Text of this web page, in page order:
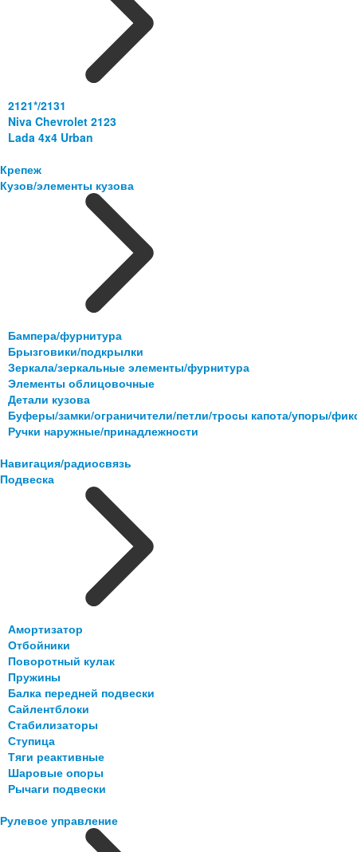
2121*/2131
Niva Chevrolet 2123
Lada 4x4 Urban
Крепеж
Кузов/элементы кузова
Бампера/фурнитура
Брызговики/подкрылки
Зеркала/зеркальные элементы/фурнитура
Элементы облицовочные
Детали кузова
Буферы/замки/ограничители/петли/тросы капота/упоры/
Ручки наружные/принадлежности
Навигация/радиосвязь
Подвеска
Амортизатор
Отбойники
Поворотный кулак
Пружины
Балка передней подвески
Сайлентблоки
Стабилизаторы
Ступица
Тяги реактивные
Шаровые опоры
Рычаги подвески
Рулевое управление